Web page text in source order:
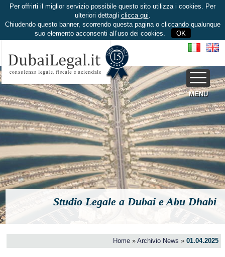
Per offrirti il miglior servizio possibile questo sito utilizza i cookies. Per
ulteriori dettagli clicca qui.
Chiudendo questo banner, scorrendo questa pagina o cliccando qualunque
suo elemento acconsenti all’uso dei cookies.
OK
MENU
Studio Legale a Dubai e Abu Dhabi
Home »Archivio News »01.04.2025